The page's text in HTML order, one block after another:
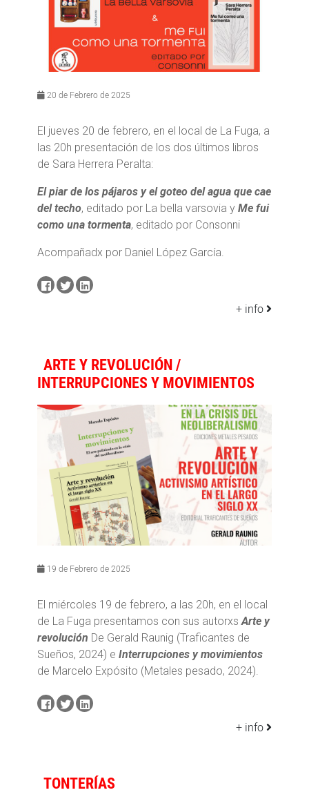
20 de Febrero de 2025
El jueves 20 de febrero, en el local de La Fuga, a
las 20h presentación de los dos últimos libros
de Sara Herrera Peralta:
El piar de los pájaros y el goteo del agua que cae
del techo, editado por La bella varsovia y Me fui
como una tormenta, editado por Consonni
Acompañadx por Daniel López García.
+ info
ARTE Y REVOLUCIÓN /
INTERRUPCIONES Y MOVIMIENTOS
19 de Febrero de 2025
El miércoles 19 de febrero, a las 20h, en el local
de La Fuga presentamos con sus autorxsArte y
revolución De Gerald Raunig (Traficantes de
Sueños, 2024) e Interrupciones y movimientos
de Marcelo Expósito (Metales pesado, 2024).
+ info
TONTERÍAS